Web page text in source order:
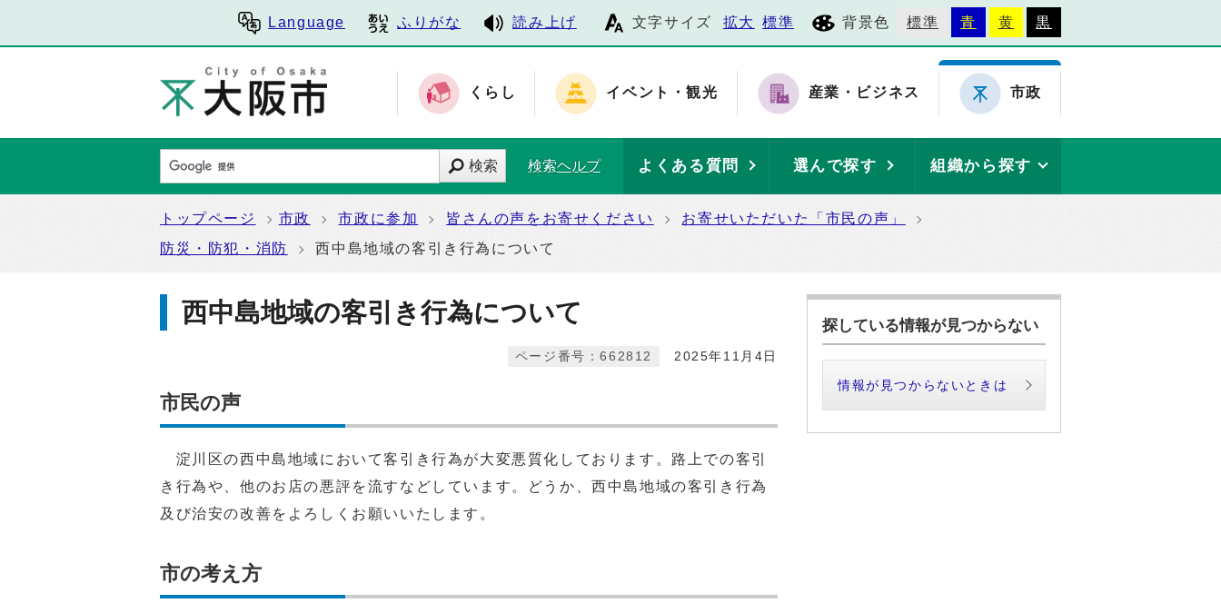
Language ふりがな 読み上げ 文字サイズ 拡大 標準 背景色 標準 青 黄 黒
くらし イベント・観光 産業・ビジネス 市政
検索 検索ヘルプ よくある質問 選んで探す 組織から探す
トップページ 市政 市政に参加 皆さんの声をお寄せください
お寄せいただいた「市民の声」
防災・防犯・消防
西中島地域の客引き行為について
西中島地域の客引き行為について
2025年11月4日
ページ番号：662812
市民の声
淀川区の西中島地域において客引き行為が大変悪質化しております。路上での客引
き行為や、他のお店の悪評を流すなどしています。どうか、西中島地域の客引き行為
及び治安の改善をよろしくお願いいたします。
市の考え方
探している情報が見つからない
情報が見つからないときは